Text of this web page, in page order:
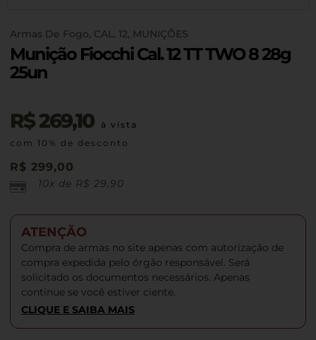
Armas De Fogo, CAL. 12, MUNIÇÕES
Munição Fiocchi Cal. 12 TT TWO 8 28g
25un
R$269,10
à vista
com 10% de desconto
R$ 299,00
10x de R$ 29,90
ATENÇÃO
Compra de armas no site apenas com autorização de
compra expedida pelo órgão responsável. Será
solicitado os documentos necessários. Apenas
continue se você estiver ciente.
CLIQUE E SAIBA MAIS